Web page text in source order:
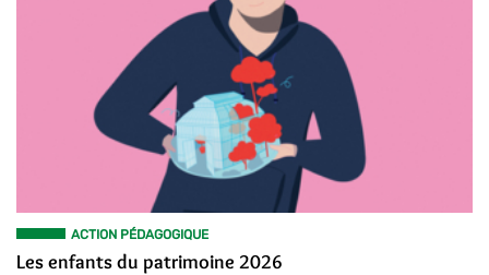
ACTION PÉDAGOGIQUE
Les enfants du patrimoine 2026